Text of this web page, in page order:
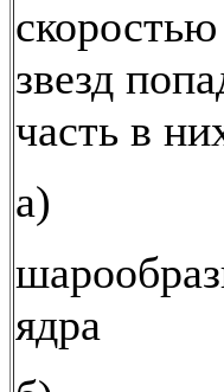
звезд
часть в
а)
ядра